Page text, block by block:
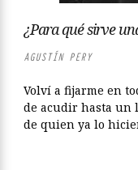
¿Para qué sirve
AGUSTÍN PERY
Volví a fijarme en
de acudir hasta un
de quien ya lo